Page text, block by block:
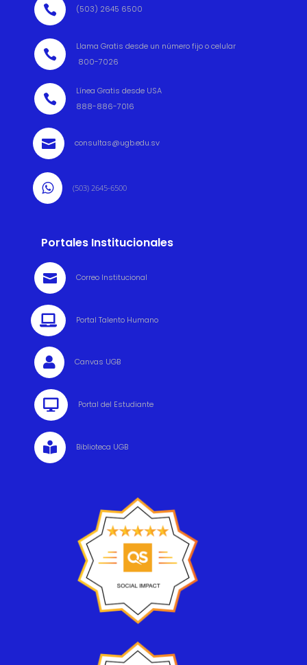
 (503) 2645 6500

Llama Gratis desde un número fijo o celular
800-7026

Línea Gratis desde USA
888-886-7016
 consultas@ugb.edu.sv
 (503) 2645-6500
Portales Institucionales
 Correo Institucional
 Portal Talento Humano
 Canvas UGB
 Portal del Estudiante
 Biblioteca UGB